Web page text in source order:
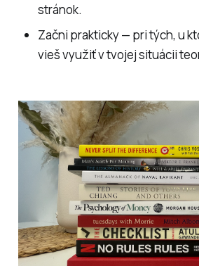
stránok.
Začni prakticky — pri tých, u
vieš využiť v tvojej situácii